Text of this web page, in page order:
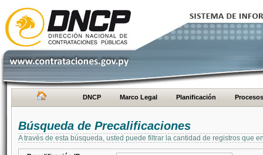
DNCP Marco Legal Planificación Procesos
Búsqueda de Precalificaciones
A través de esta búsqueda, usted puede filtrar la cantidad de registros que